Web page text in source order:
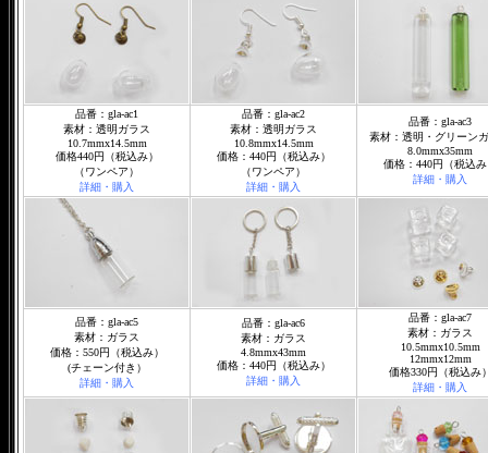
品番：gla-ac1
素材：透明ガラス
10.7mmx14.5mm
価格440円（税込み）
（ワンペア）
詳細・購入
品番：gla-ac2
素材：透明ガラス
10.8mmx14.5mm
価格：440円（税込み）
（ワンペア）
詳細・購入
品番：gla-ac3
素材：透明・グリーン
8.0mmx35mm
価格：440円（税込
詳細・購入
品番：gla-ac5
素材：ガラス
価格：550円（税込み）
(チェーン付き）
詳細・購入
品番：gla-ac6
素材：ガラス
4.8mmx43mm
価格：440円（税込み）
詳細・購入
品番：gla-ac7
素材：ガラス
10.5mmx10.5mm
12mmx12mm
価格330円（税込み
詳細・購入